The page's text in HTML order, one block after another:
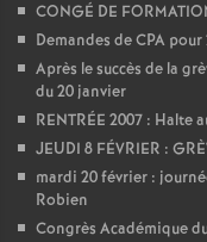
CONGÉ DE
Demandes de CPA pour
Après le succès de la
du 20 janvier
RENTRÉE 2007 : Halte
JEUDI 8 FÉVRIER :
mardi 20 février :
Robien
Congrès Académique